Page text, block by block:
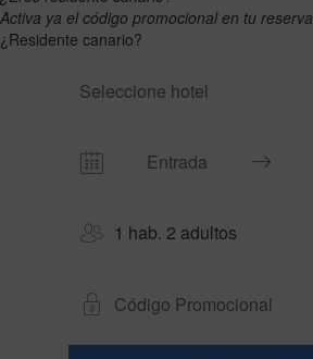
Activa ya el código promocional en tu reserva
¿Residente canario?
Seleccione hotel
1 hab. 2 adultos